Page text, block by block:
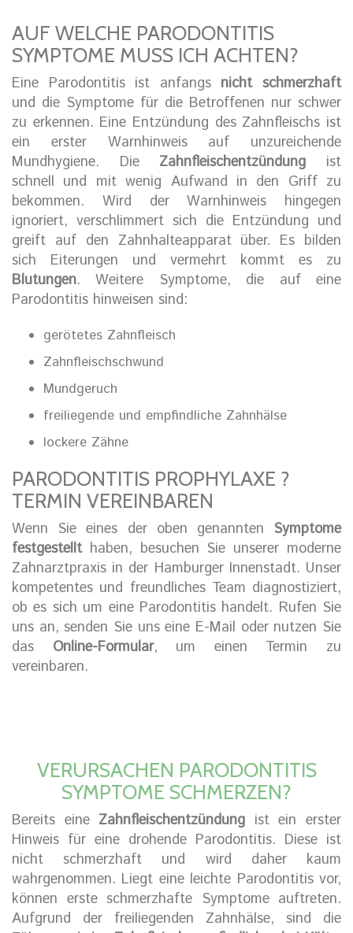
AUF WELCHE PARODONTITIS
SYMPTOME MUSS ICH ACHTEN?
Eine Parodontitis ist anfangs nicht schmerzhaft
und die Symptome für die Betroffenen nur schwer
zu erkennen. Eine Entzündung des Zahnfleischs ist
ein erster Warnhinweis auf unzureichende
Mundhygiene. Die Zahnfleischentzündung ist
schnell und mit wenig Aufwand in den Griff zu
bekommen. Wird der Warnhinweis hingegen
ignoriert, verschlimmert sich die Entzündung und
greift auf den Zahnhalteapparat über. Es bilden
sich Eiterungen und vermehrt kommt es zu
Blutungen. Weitere Symptome, die auf eine
Parodontitis hinweisen sind:
gerötetes Zahnfleisch
Zahnfleischschwund
Mundgeruch
freiliegende und empfindliche Zahnhälse
lockere Zähne
PARODONTITIS PROPHYLAXE ?
TERMIN VEREINBAREN
Wenn Sie eines der oben genannten Symptome
festgestellthaben, besuchen Sie unserer moderne
Zahnarztpraxis in der Hamburger Innenstadt. Unser
kompetentes und freundliches Team diagnostiziert,
ob es sich um eine Parodontitis handelt. Rufen Sie
uns an, senden Sie uns eine E-Mail oder nutzen Sie
das Online-Formular, um einen Termin zu
vereinbaren.
VERURSACHEN PARODONTITIS
SYMPTOME SCHMERZEN?
Bereits eine Zahnfleischentzündung ist ein erster
Hinweis für eine drohende Parodontitis. Diese ist
nicht schmerzhaft und wird daher kaum
wahrgenommen. Liegt eine leichte Parodontitis vor,
können erste schmerzhafte Symptome auftreten.
Aufgrund der freiliegenden Zahnhälse, sind die